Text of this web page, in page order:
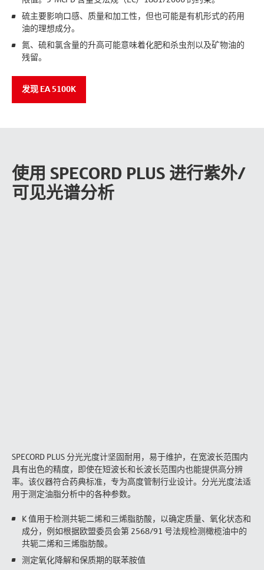
硫主要影响口感、质量和加工性，但也可能是有机形式的药用
油的理想成分。
氮、硫和氯含量的升高可能意味着化肥和杀虫剂以及矿物油的
残留。
发现 EA 5100K
使用 SPECORD PLUS 进行紫外/
可见光谱分析
SPECORD PLUS 分光光度计坚固耐用，易于维护，在宽波长范围内
具有出色的精度，即使在短波长和长波长范围内也能提供高分辨
率。该仪器符合药典标准，专为高度管制行业设计。分光光度法适
用于测定油脂分析中的各种参数。
K 值用于检测共轭二烯和三烯脂肪酸，以确定质量、氧化状态和
成分，例如根据欧盟委员会第 2568/91 号法规检测橄榄油中的
共轭二烯和三烯脂肪酸。
测定氧化降解和保质期的联苯胺值